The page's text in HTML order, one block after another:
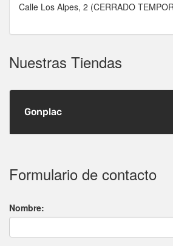
Calle Los Alpes, 2 (CERRADO
Nuestras Tiendas
Gonplac
Formulario de contacto
Nombre: